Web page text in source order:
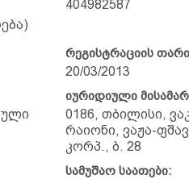
404982587
რეგისტრაციის
20/03/2013
იურიდიული
0186, თბილისი,
რაიონი, ვაჟა-
კორპ., ბ. 28
სამუშაო საათები: